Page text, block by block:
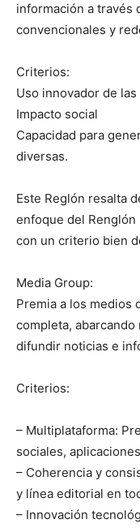
información a través
convencionales y
Criterios:
Uso innovador de
Impacto social
Capacidad para
diversas.
Este Reglón resalta
enfoque del Renglón
con un criterio bien
Media Group:
Premia a los medios
completa,
difundir noticias e
Criterios:
– Multiplataforma:
sociales,
– Coherencia y
y línea editorial en
– Innovación